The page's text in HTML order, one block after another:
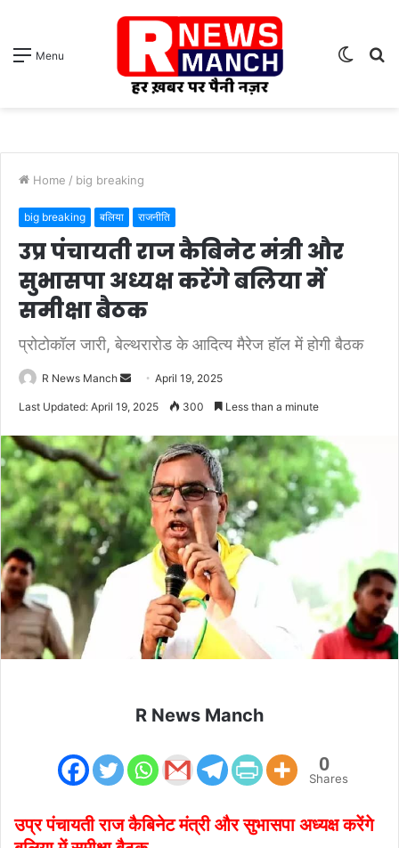
Menu
Switch
Home / big breaking
big breaking बलिया राजनीति
उप्र पंचायती राज कैबिनेट मंत्री और
सुभासपा अध्यक्ष करेंगे बलिया में
समीक्षा बैठक
प्रोटोकॉल जारी, बेल्थरारोड के आदित्य मैरेज हॉल में होगी बैठक
R News Manch
SendApril 19, 2025
Last Updated: April 19, 2025 300 Less than a minute
R News Manch
0
Shares
उप्र पंचायती राज कैबिनेट मंत्री और सुभासपा अध्यक्ष करेंगे